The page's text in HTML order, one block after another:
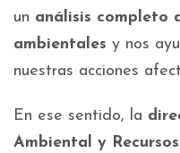
un análisis completo
ambientales y nos
nuestras acciones
En ese sentido, la
Ambiental y